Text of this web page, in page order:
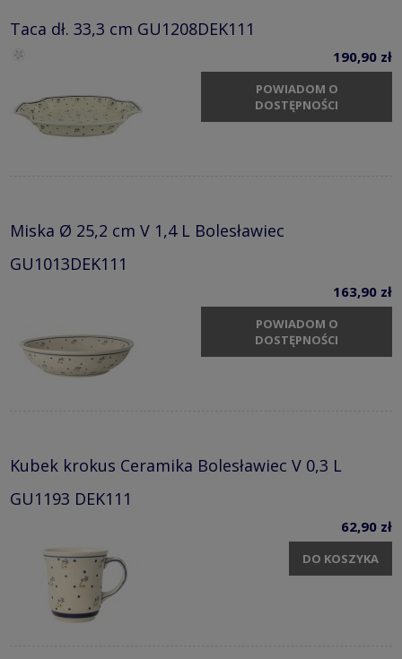
Taca dł. 33,3 cm GU1208DEK111
190,90 zł
POWIADOM O
DOSTĘPNOŚCI
Miska Ø 25,2 cm V 1,4 L Bolesławiec
GU1013DEK111
163,90 zł
POWIADOM O
DOSTĘPNOŚCI
Kubek krokus Ceramika Bolesławiec V 0,3 L
GU1193 DEK111
62,90 zł
DO KOSZYKA